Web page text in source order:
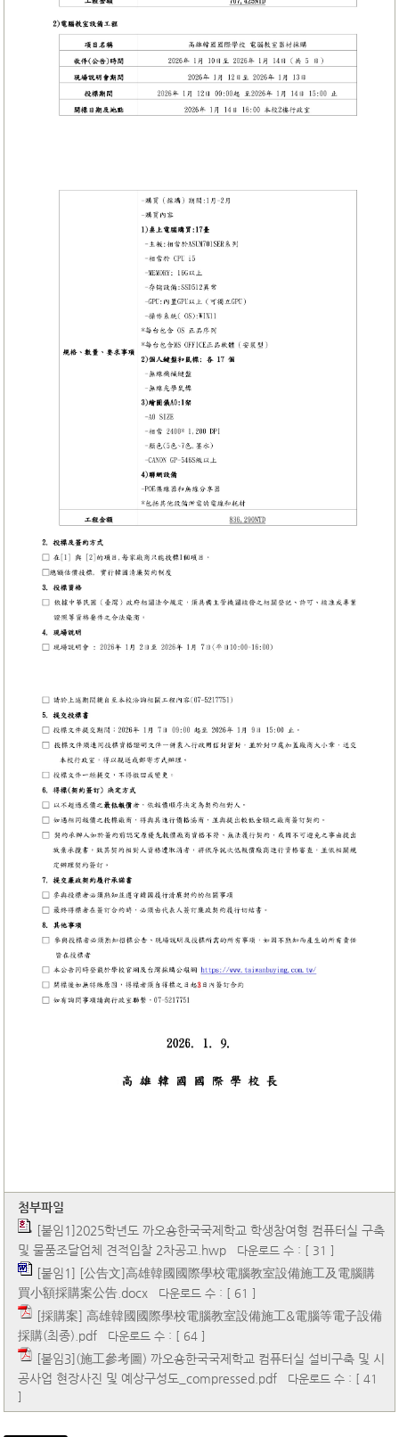
첨부파일
[붙임1]2025학년도 까오숑한국국제학교 학생참여형 컴퓨터실 구축
및 물품조달업체 견적입찰 2차공고.hwp 다운로드 수 : [ 31 ]
[붙임1] [公告文]高雄韓國國際學校電腦教室設備施工及電腦購
買小額採購案公告.docx 다운로드 수 : [ 61 ]
[採購案] 高雄韓國國際學校電腦教室設備施工&電腦等電子設備
採購(최종).pdf 다운로드 수 : [ 64 ]
[붙임3](施工參考圖) 까오숑한국국제학교 컴퓨터실 설비구축 및 시
공사업 현장사진 및 예상구성도_compressed.pdf 다운로드 수 : [ 41
]